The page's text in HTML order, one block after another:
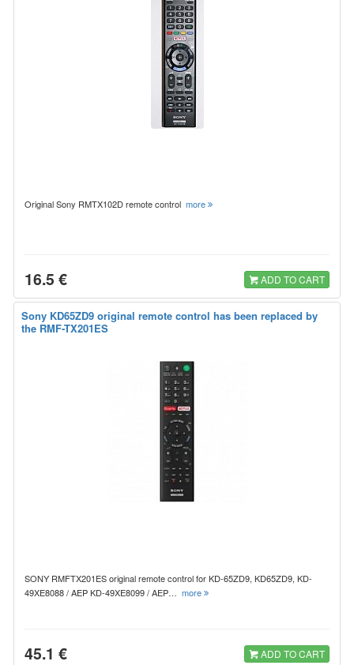
Original Sony RMTX102D remote control more
16.5 € ADD TO CART
Sony KD65ZD9 original remote control has been replaced by
the RMF-TX201ES
SONY RMFTX201ES original remote control for KD-65ZD9, KD65ZD9, KD-
49XE8088 / AEP KD-49XE8099 / AEP… more
45.1 € ADD TO CART